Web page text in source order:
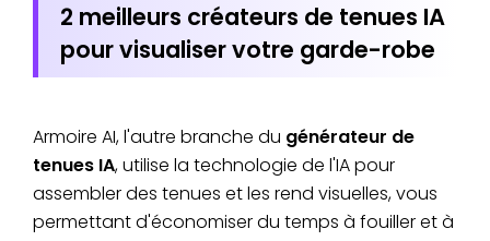
2 meilleurs créateurs de tenues IA
pour visualiser votre garde-robe
Armoire AI, l'autre branche du générateur de
tenues IA, utilise la technologie de l'IA pour
assembler des tenues et les rend visuelles, vous
permettant d'économiser du temps à fouiller et à